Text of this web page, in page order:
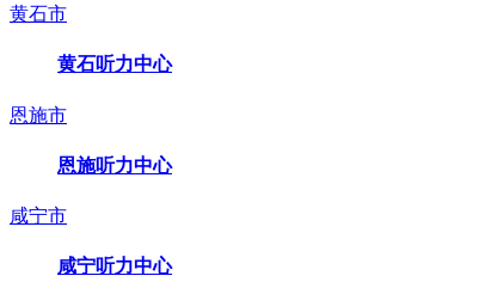
黄石市
黄石听力中心
恩施市
恩施听力中心
咸宁市
咸宁听力中心